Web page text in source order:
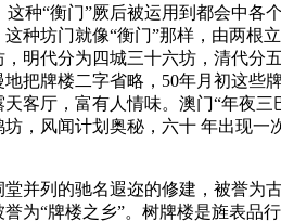
种“衡门”厥后被运用到都会中
种坊门就像“衡门”那样，由两
明代分为四城三十六坊，清代
把牌楼二字省略，50年月初这
客厅，富有人情味。澳门“年夜
，风闻计划奥秘，六十 年出现
并列的驰名遐迩的修建，被誉为
为“牌楼之乡”。树牌楼是旌表品